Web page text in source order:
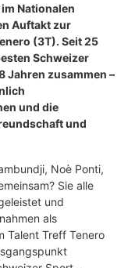
Nationalen
Auftakt zur
(3T). Seit 25
Schweizer
Jahren zusammen –
und die
und
Noè Ponti,
Sie alle
und
als
Talent Treff Tenero